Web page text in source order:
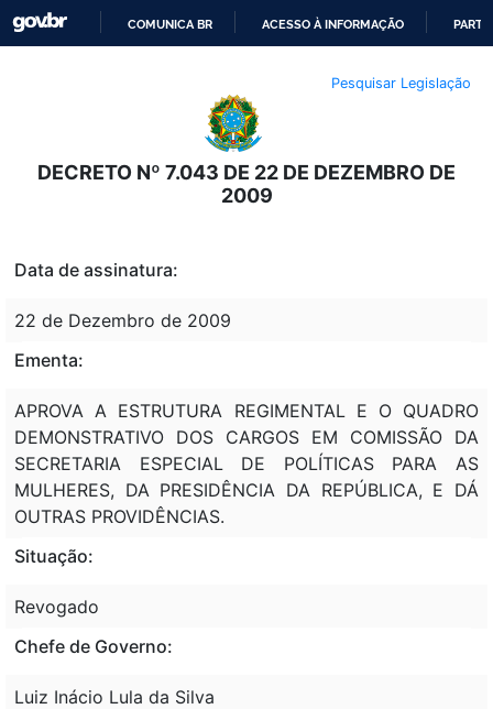
O
CONTEÚDO
COMUNICA BR ACESSO À INFORMAÇÃO
Pesquisar Legislação
DECRETO Nº 7.043 DE 22 DE DEZEMBRO DE
2009
Data de assinatura:
22 de Dezembro de 2009
Ementa:
APROVA A ESTRUTURA REGIMENTAL E O QUADRO
DEMONSTRATIVO DOS CARGOS EM COMISSÃO DA
SECRETARIA ESPECIAL DE POLÍTICAS PARA AS
MULHERES, DA PRESIDÊNCIA DA REPÚBLICA, E DÁ
OUTRAS PROVIDÊNCIAS.
Situação:
Revogado
Chefe de Governo:
Luiz Inácio Lula da Silva